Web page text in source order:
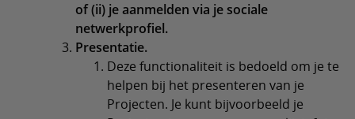
of (ii) je aanmelden via je sociale
netwerkprofiel.
Presentatie.
Deze functionaliteit is bedoeld om je te
helpen bij het presenteren van je
Projecten. Je kunt bijvoorbeeld je